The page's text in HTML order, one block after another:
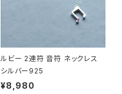
ルビー 2連符 音符 ネックレス
シルバー925
¥8,980